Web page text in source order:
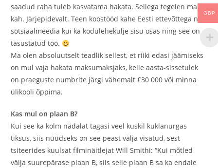
saadud raha tuleb kasvatama hakata. Sellega tegelen ma
kah. Järjepidevalt. Teen koostööd kahe Eesti ettevõttega nii
sotsiaalmeedia kui ka kodulehekülje sisu osas ning see on
tasustatud töö.
Ma olen absoluutselt teadlik sellest, et riiki edasi jäämiseks
on mul vaja hakata maksumaksjaks, kelle aasta-sissetulek
on praeguste numbrite järgi vähemalt £30 000 või minna
ülikooli õppima.
Kas mul on plaan B?
Kui see ka kolm nädalat tagasi veel kuskil kuklanurgas
tiksus, siis nüüdseks on see peast välja visatud, sest
tsiteerides kuulsat filminäitlejat Will Smithi: “Kui mõtled
välja suurepärase plaan B, siis selle plaan B sa ka endale
GBP